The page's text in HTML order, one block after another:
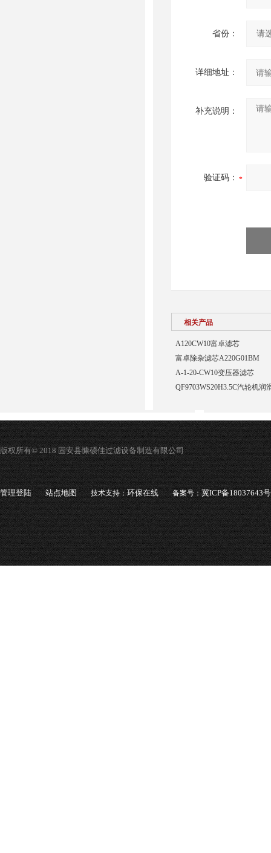
省份：
详细地址：
补充说明：
验证码：
相关产品
A120CW10富卓滤芯
富卓除杂滤芯A220G01BM
A-1-20-CW10变压器滤芯
QF9703WS20H3.5C汽轮机润
版权所有© 2018 固安县慷硕佳过滤设备制造有限公司
管理登陆 站点地图 技术支持：环保在线 备案号：冀ICP备18037643